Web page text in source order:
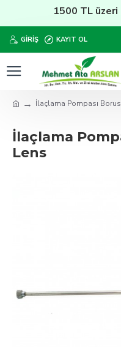
1500 TL üzeri
GIRIŞ KAYIT OL
İlaçlama Pompası
İlaçlama
Lens